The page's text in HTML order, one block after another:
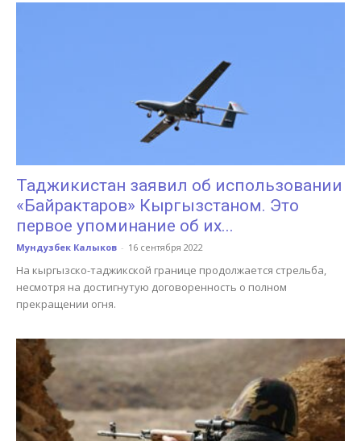
Таджикистан заявил об использовании
«Байрактаров» Кыргызстаном. Это
первое упоминание об их...
Мундузбек Калыков - 16 сентября 2022
На кыргызско-таджикской границе продолжается стрельба,
несмотря на достигнутую договоренность о полном
прекращении огня.